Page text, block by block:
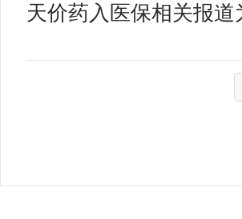
天价药入医保相关报道